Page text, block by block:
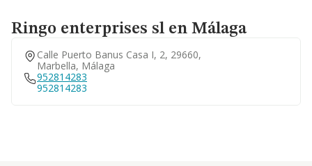
Ringo enterprises sl en Málaga
Calle Puerto Banus Casa I, 2, 29660,
Marbella, Málaga
952814283
952814283